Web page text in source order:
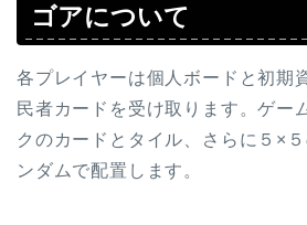
ゴアについて
各プレイヤーは個人ボードと初期
民者カードを受け取ります。ゲー
クのカードとタイル、さらに５×
ンダムで配置します。